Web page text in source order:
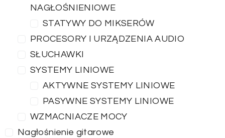
NAGŁOŚNIENIOWE
STATYWY DO MIKSERÓW
PROCESORY I URZĄDZENIA AUDIO
SŁUCHAWKI
SYSTEMY LINIOWE
AKTYWNE SYSTEMY LINIOWE
PASYWNE SYSTEMY LINIOWE
WZMACNIACZE MOCY
Nagłośnienie gitarowe